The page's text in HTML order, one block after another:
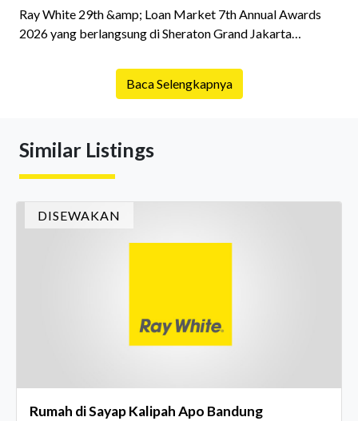
Ray White 29th &amp; Loan Market 7th Annual Awards
2026 yang berlangsung di Sheraton Grand Jakarta
istimewa bagi para pelaku industri properti dan keuangan.
Lebih dari 400 marketing executives dan principals
menghidupkan suasana, acara ini dihadiri oleh Country
Baca Selengkapnya
Similar Listings
DISEWAKAN
Rumah di Sayap Kalipah Apo Bandung